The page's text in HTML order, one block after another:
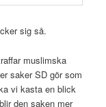
sig så.
muslimska
saker SD gör som
vi kasta en blick
den saken mer